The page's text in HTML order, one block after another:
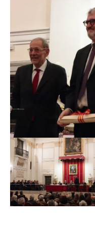
del Patronato del
1969, integrándolo
En ese mismo año se
Museo del Prado que
actividad en los
en 2003 también
En 1986, siendo
académicos José Luis
cultura Javier Solana,
presidente del referido
de Ministros la
Autonomía del
parlamentario que
controversias políticas;
incorporaron los
En 1997, a iniciativa
primer concurso